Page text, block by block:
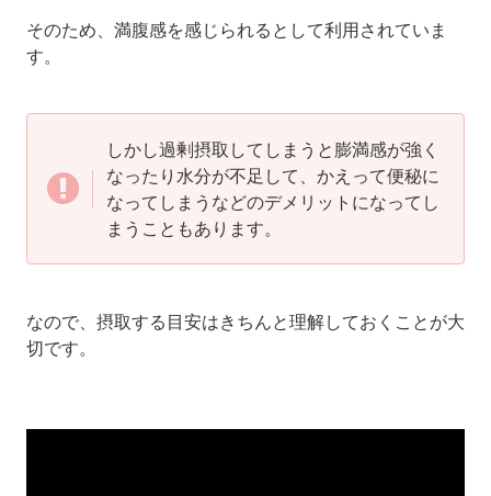
そのため、満腹感を感じられるとして利用されていま
す。
しかし過剰摂取してしまうと膨満感が強く
なったり水分が不足して、かえって便秘に
なってしまうなどのデメリットになってし
まうこともあります。
なので、摂取する目安はきちんと理解しておくことが大
切です。